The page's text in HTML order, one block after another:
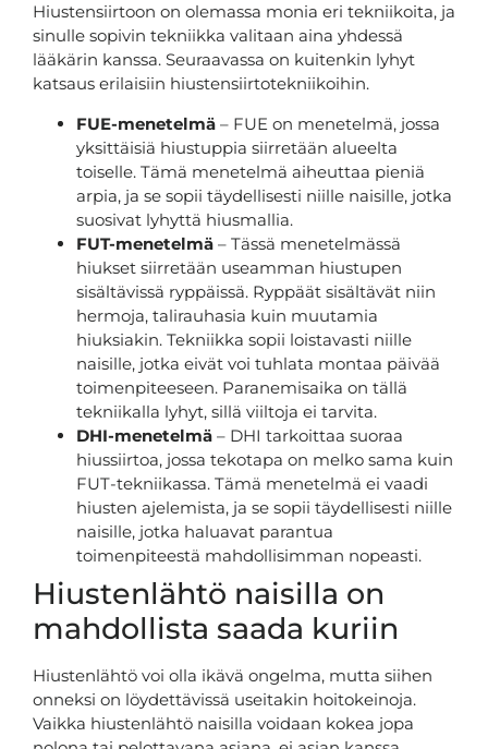
Hiustensiirtoon on olemassa monia eri tekniikoita, ja
sinulle sopivin tekniikka valitaan aina yhdessä
lääkärin kanssa. Seuraavassa on kuitenkin lyhyt
katsaus erilaisiin hiustensiirtotekniikoihin.
FUE-menetelmä – FUE on menetelmä, jossa
yksittäisiä hiustuppia siirretään alueelta
toiselle. Tämä menetelmä aiheuttaa pieniä
arpia, ja se sopii täydellisesti niille naisille, jotka
suosivat lyhyttä hiusmallia.
FUT-menetelmä – Tässä menetelmässä
hiukset siirretään useamman hiustupen
sisältävissä ryppäissä. Ryppäät sisältävät niin
hermoja, talirauhasia kuin muutamia
hiuksiakin. Tekniikka sopii loistavasti niille
naisille, jotka eivät voi tuhlata montaa päivää
toimenpiteeseen. Paranemisaika on tällä
tekniikalla lyhyt, sillä viiltoja ei tarvita.
DHI-menetelmä – DHI tarkoittaa suoraa
hiussiirtoa, jossa tekotapa on melko sama kuin
FUT-tekniikassa. Tämä menetelmä ei vaadi
hiusten ajelemista, ja se sopii täydellisesti niille
naisille, jotka haluavat parantua
toimenpiteestä mahdollisimman nopeasti.
Hiustenlähtö naisilla on
mahdollista saada kuriin
Hiustenlähtö voi olla ikävä ongelma, mutta siihen
onneksi on löydettävissä useitakin hoitokeinoja.
Vaikka hiustenlähtö naisilla voidaan kokea jopa